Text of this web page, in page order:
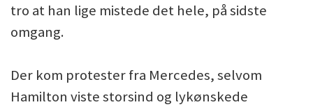
tro at han lige mistede det hele, på sidste
omgang.
Der kom protester fra Mercedes, selvom
Hamilton viste storsind og lykønskede